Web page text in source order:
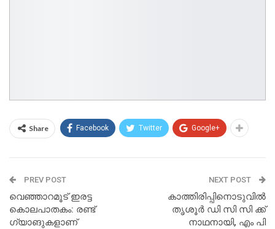
Share Facebook Twitter Google+
PREV POST
വെഞ്ഞാറമൂട് ഇരട്ട
കൊലപാതകം: രണ്ട്
ഗ്യാങുകളാണ്
NEXT POST
കാത്തിരിപ്പിനൊടുവില്‍
തൃശൂര്‍ ഡി സി സി ക്ക്
നാഥനായി, എം പി